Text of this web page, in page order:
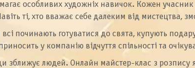
особливих художніх навичок. Кожен
ті, хто вважає себе далеким від мистецтва,
починають готуватися до свята, купують
у компанію відчуття спільності та
зближує людей. Онлайн майстер-клас з розпису